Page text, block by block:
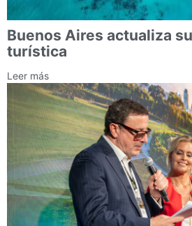
Buenos Aires actualiza
turística
Leer más